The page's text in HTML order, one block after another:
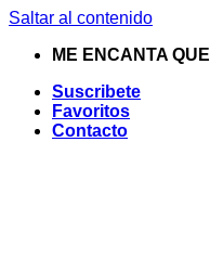
Saltar al contenido
ME ENCANTA
Suscribete
Favoritos
Contacto